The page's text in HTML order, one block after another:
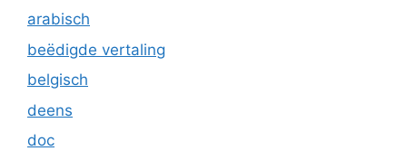
arabisch
beëdigde vertaling
belgisch
deens
doc